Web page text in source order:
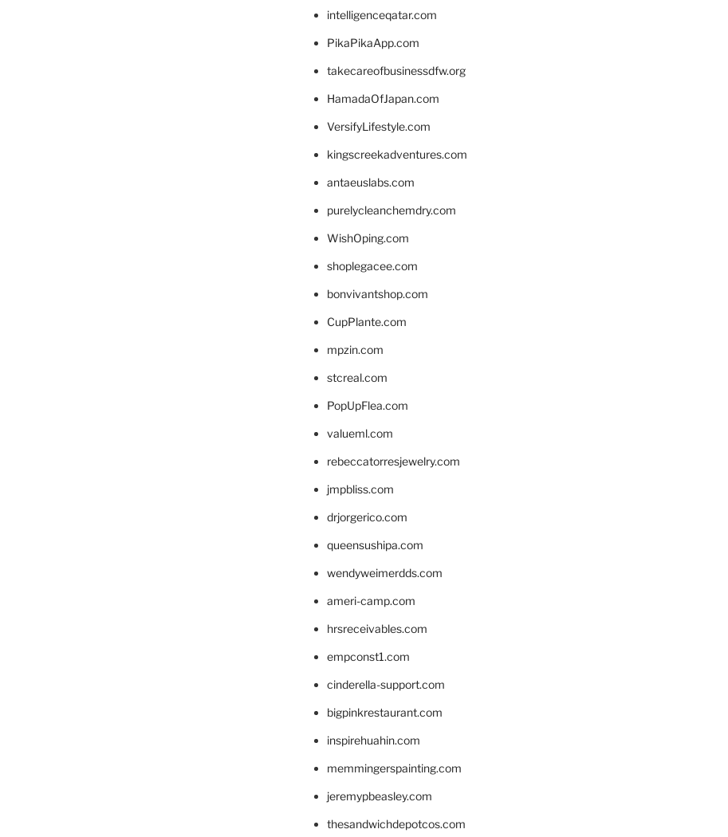
intelligenceqatar.com
PikaPikaApp.com
takecareofbusinessdfw.org
HamadaOfJapan.com
VersifyLifestyle.com
kingscreekadventures.com
antaeuslabs.com
purelycleanchemdry.com
WishOping.com
shoplegacee.com
bonvivantshop.com
CupPlante.com
mpzin.com
stcreal.com
PopUpFlea.com
valueml.com
rebeccatorresjewelry.com
jmpbliss.com
drjorgerico.com
queensushipa.com
wendyweimerdds.com
ameri-camp.com
hrsreceivables.com
empconst1.com
cinderella-support.com
bigpinkrestaurant.com
inspirehuahin.com
memmingerspainting.com
jeremypbeasley.com
thesandwichdepotcos.com